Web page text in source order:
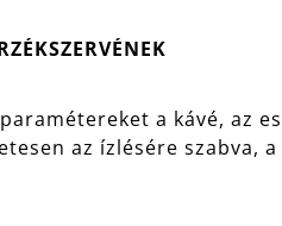
a kávé, az
az ízlésére szabva,